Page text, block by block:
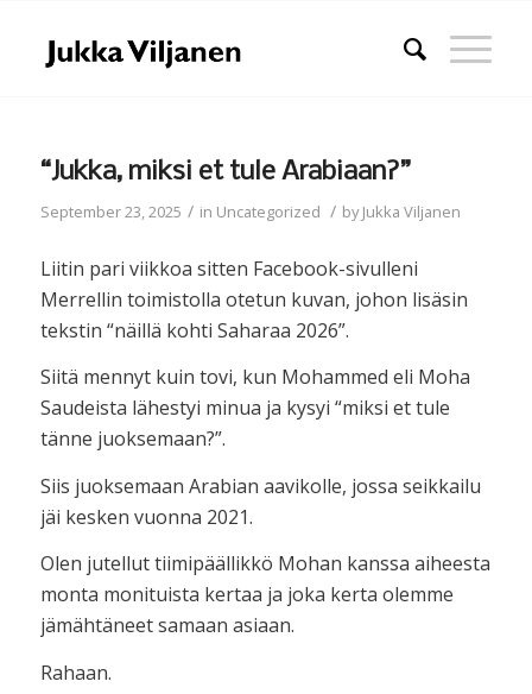
“Jukka, miksi et tule Arabiaan?”
September 23, 2025 / in Uncategorized / byJukka Viljanen
Liitin pari viikkoa sitten Facebook-sivulleni
Merrellin toimistolla otetun kuvan, johon lisäsin
tekstin “näillä kohti Saharaa 2026”.
Siitä mennyt kuin tovi, kun Mohammed eli Moha
Saudeista lähestyi minua ja kysyi “miksi et tule
tänne juoksemaan?”.
Siis juoksemaan Arabian aavikolle, jossa seikkailu
jäi kesken vuonna 2021.
Olen jutellut tiimipäällikkö Mohan kanssa aiheesta
monta monituista kertaa ja joka kerta olemme
jämähtäneet samaan asiaan.
Rahaan.